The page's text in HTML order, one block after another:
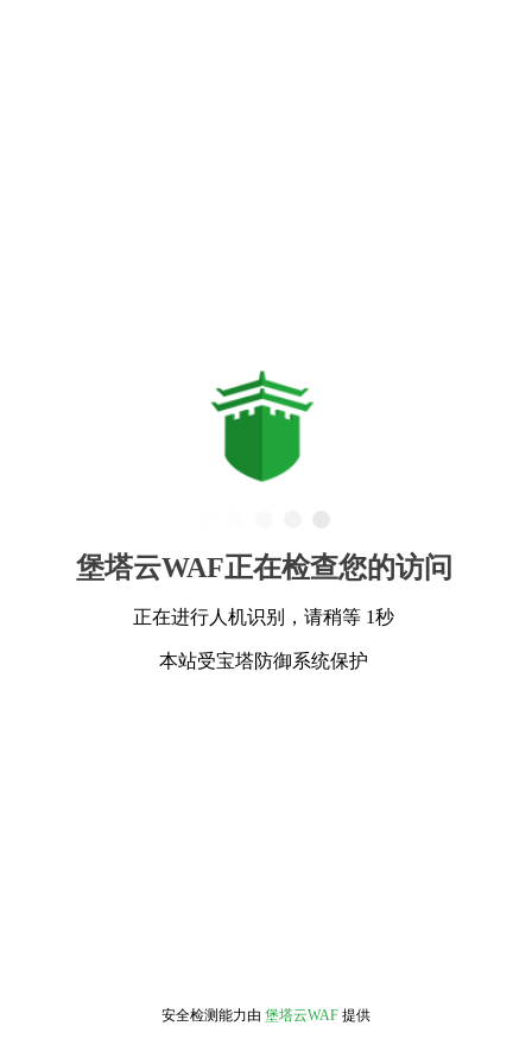
堡塔云WAF正在检查您的访问
正在进行人机识别，请稍等 1秒
本站受宝塔防御系统保护
安全检测能力由 堡塔云WAF 提供